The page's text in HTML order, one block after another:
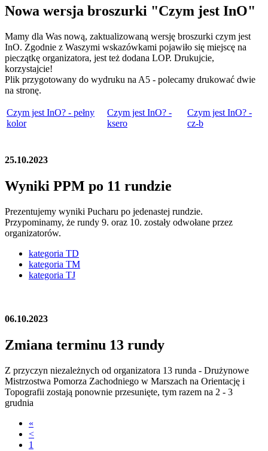
Nowa wersja broszurki "Czym jest InO"
Mamy dla Was nową, zaktualizowaną wersję broszurki czym jest
InO. Zgodnie z Waszymi wskazówkami pojawiło się miejscę na
pieczątkę organizatora, jest też dodana LOP. Drukujcie,
korzystajcie!
Plik przygotowany do wydruku na A5 - polecamy drukować dwie
na stronę.
Czym jest InO? - pełny
kolor
Czym jest InO? -
ksero
Czym jest InO? -
cz-b
25.10.2023
Wyniki PPM po 11 rundzie
Prezentujemy wyniki Pucharu po jedenastej rundzie.
Przypominamy, że rundy 9. oraz 10. zostały odwołane przez
organizatorów.
kategoria TD
kategoria TM
kategoria TJ
06.10.2023
Zmiana terminu 13 rundy
Z przyczyn niezależnych od organizatora 13 runda - Drużynowe
Mistrzostwa Pomorza Zachodniego w Marszach na Orientację i
Topografii zostają ponownie przesunięte, tym razem na 2 - 3
grudnia
«
<
1